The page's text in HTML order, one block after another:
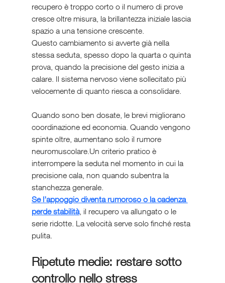
recupero è troppo corto o il numero di prove
cresce oltre misura, la brillantezza iniziale lascia
spazio a una tensione crescente.
Questo cambiamento si avverte già nella
stessa seduta, spesso dopo la quarta o quinta
prova, quando la precisione del gesto inizia a
calare. Il sistema nervoso viene sollecitato più
velocemente di quanto riesca a consolidare.
Quando sono ben dosate, le brevi migliorano
coordinazione ed economia. Quando vengono
spinte oltre, aumentano solo il rumore
neuromuscolare.Un criterio pratico è
interrompere la seduta nel momento in cui la
precisione cala, non quando subentra la
stanchezza generale.
Se l’appoggio diventa rumoroso o la cadenza
perde stabilità, il recupero va allungato o le
serie ridotte. La velocità serve solo finché resta
pulita.
Ripetute medie: restare sotto
controllo nello stress